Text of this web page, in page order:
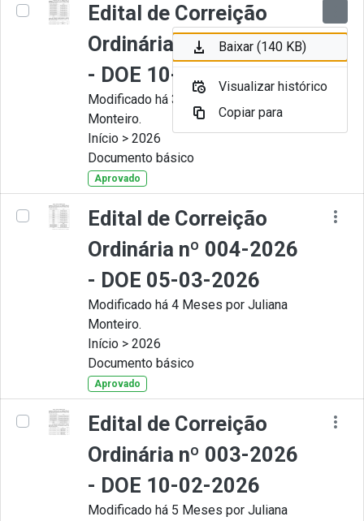
Edital de Correição
Ordinária nº 005-2026
- DOE 10-04-2026
Modificado há 3 Meses por Juliana
Monteiro.
Início > 2026
Documento básico
Aprovado
Edital de Correição
Ordinária nº 004-2026
- DOE 05-03-2026
Modificado há 4 Meses por Juliana
Monteiro.
Início > 2026
Documento básico
Aprovado
Edital de Correição
Ordinária nº 003-2026
- DOE 10-02-2026
Modificado há 5 Meses por Juliana
Baixar (140 KB)
Visualizar histórico
Copiar para